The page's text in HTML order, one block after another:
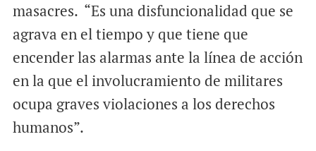
masacres. “Es una disfuncionalidad que se
agrava en el tiempo y que tiene que
encender las alarmas ante la línea de acción
en la que el involucramiento de militares
ocupa graves violaciones a los derechos
humanos”.